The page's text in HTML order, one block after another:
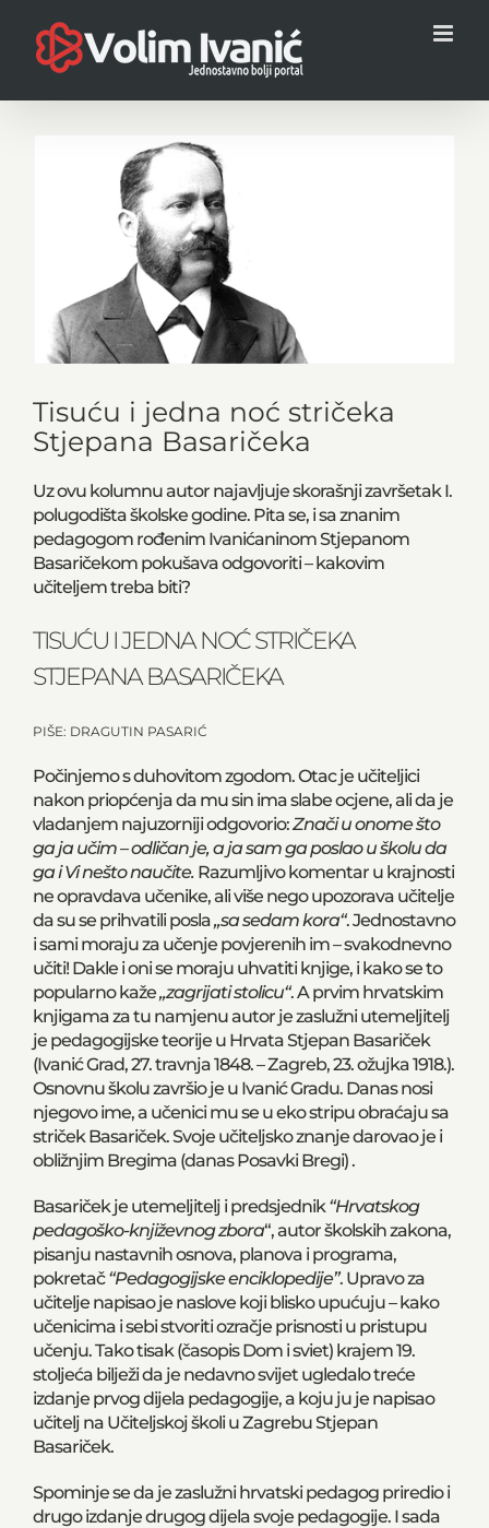
content
Tisuću i jedna noć stričeka
Stjepana Basaričeka
Uz ovu kolumnu autor najavljuje skorašnji završetak I.
polugodišta školske godine. Pita se, i sa znanim
pedagogom rođenim Ivanićaninom Stjepanom
Basaričekom pokušava odgovoriti – kakovim
učiteljem treba biti?
TISUĆU I JEDNA NOĆ STRIČEKA
STJEPANA BASARIČEKA
PIŠE: DRAGUTIN PASARIĆ
Počinjemo s duhovitom zgodom. Otac je učiteljici
nakon priopćenja da mu sin ima slabe ocjene, ali da je
vladanjem najuzorniji odgovorio:Znači u onome što
ga ja učim – odličan je, a ja sam ga poslao u školu da
ga i Vi nešto naučite. Razumljivo komentar u krajnosti
ne opravdava učenike, ali više nego upozorava učitelje
da su se prihvatili posla„sa sedam kora“. Jednostavno
i sami moraju za učenje povjerenih im – svakodnevno
učiti! Dakle i oni se moraju uhvatiti knjige, i kako se to
popularno kaže„zagrijati stolicu“. A prvim hrvatskim
knjigama za tu namjenu autor je zaslužni utemeljitelj
je pedagogijske teorije u Hrvata Stjepan Basariček
(Ivanić Grad, 27. travnja 1848. – Zagreb, 23. ožujka 1918.).
Osnovnu školu završio je u Ivanić Gradu. Danas nosi
njegovo ime, a učenici mu se u eko stripu obraćaju sa
striček Basariček. Svoje učiteljsko znanje darovao je i
obližnjim Bregima (danas Posavki Bregi) .
Basariček je utemeljitelj i predsjednik “Hrvatskog
pedagoško-književnog zbora“, autor školskih zakona,
pisanju nastavnih osnova, planova i programa,
pokretač“Pedagogijske enciklopedije”. Upravo za
učitelje napisao je naslove koji blisko upućuju – kako
učenicima i sebi stvoriti ozračje prisnosti u pristupu
učenju. Tako tisak (časopis Dom i sviet) krajem 19.
stoljeća bilježi da je nedavno svijet ugledalo treće
izdanje prvog dijela pedagogije, a koju ju je napisao
učitelj na Učiteljskoj školi u Zagrebu Stjepan
Basariček.
Spominje se da je zaslužni hrvatski pedagog priredio i
drugo izdanje drugog dijela svoje pedagogije. I sada